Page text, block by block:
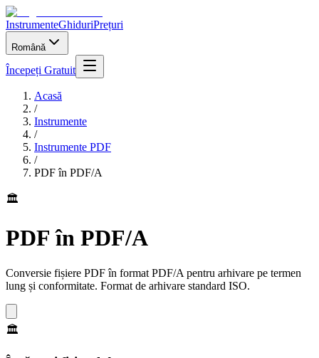
InstrumenteGhiduriPrețuri
Română
Începeți Gratuit
Acasă
/
Instrumente
/
Instrumente PDF
/
PDF în PDF/A
🏛️
PDF în PDF/A
Conversie fișiere PDF în format PDF/A pentru arhivare pe termen
lung și conformitate. Format de arhivare standard ISO.
🏛️